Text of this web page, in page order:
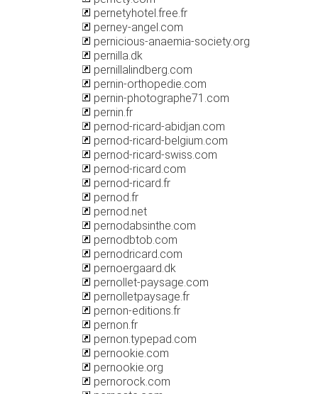
pernetyhotel.free.fr
perney-angel.com
pernicious-anaemia-society.org
pernilla.dk
pernillalindberg.com
pernin-orthopedie.com
pernin-photographe71.com
pernin.fr
pernod-ricard-abidjan.com
pernod-ricard-belgium.com
pernod-ricard-swiss.com
pernod-ricard.com
pernod-ricard.fr
pernod.fr
pernod.net
pernodabsinthe.com
pernodbtob.com
pernodricard.com
pernoergaard.dk
pernollet-paysage.com
pernolletpaysage.fr
pernon-editions.fr
pernon.fr
pernon.typepad.com
pernookie.com
pernookie.org
pernorock.com